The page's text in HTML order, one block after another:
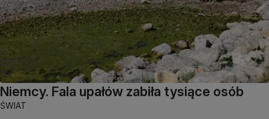
Niemcy. Fala upałów zabiła tysiące osób
ŚWIAT